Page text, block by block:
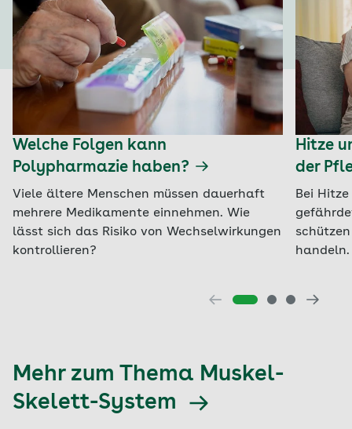
Welche Folgen kann
Polypharmazie haben?
Viele ältere Menschen müssen dauerhaft
mehrere Medikamente einnehmen. Wie
lässt sich das Risiko von Wechselwirkungen
kontrollieren?
Hitze
der
Bei
handeln.
Mehr zum Thema Muskel-
Skelett-System